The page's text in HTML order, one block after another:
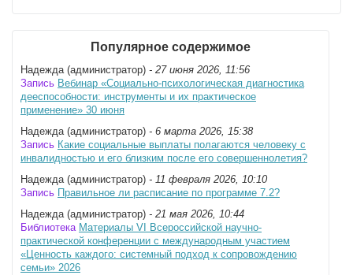
Популярное содержимое
Надежда (администратор) - 27 июня 2026, 11:56
Запись Вебинар «Социально-психологическая диагностика
дееспособности: инструменты и их практическое
применение» 30 июня
Надежда (администратор) - 6 марта 2026, 15:38
Запись Какие социальные выплаты полагаются человеку с
инвалидностью и его близким после его совершеннолетия?
Надежда (администратор) - 11 февраля 2026, 10:10
Запись Правильное ли расписание по программе 7.2?
Надежда (администратор) - 21 мая 2026, 10:44
Библиотека Материалы VI Всероссийской научно-
практической конференции с международным участием
«Ценность каждого: системный подход к сопровождению
семьи» 2026